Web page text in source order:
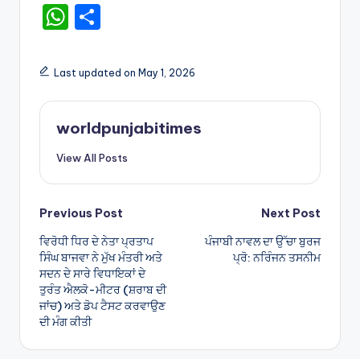
W
a
ts
A
p
ar
e
Last updated on May 1, 2026
worldpunjabitimes
View All Posts
Post
navigation
Previous Post
ਵਿਰੋਧੀ ਧਿਰ ਦੇ ਨੇਤਾ ਪ੍ਰਤਾਪ
ਸਿੰਘ ਬਾਜਵਾ ਨੇ ਮੁੱਖ ਮੰਤਰੀ ਅਤੇ
ਸਦਨ ਦੇ ਸਾਰੇ ਵਿਧਾਇਕਾਂ ਦੇ
ਤੁਰੰਤ ਐਲਕੋ-ਮੀਟਰ (ਸ਼ਰਾਬ ਦੀ
ਜਾਂਚ) ਅਤੇ ਡੋਪ ਟੈਸਟ ਕਰਵਾਉਣ
ਦੀ ਮੰਗ ਕੀਤੀ
Next Post
ਪੰਜਾਬੀ ਨਾਵਲ ਦਾ ਉੱਚਾ ਬੁਰਜ
ਪ੍ਰੋ: ਨਰਿੰਜਨ ਤਸਨੀਮ